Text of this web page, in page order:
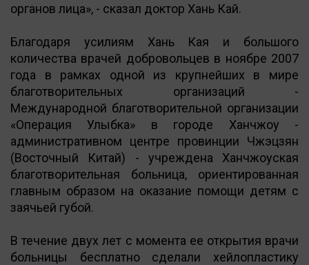
органов лица», - сказал доктор Хань Кай.
Благодаря усилиям Хань Кая и большого
количества врачей добровольцев в ноябре 2007
года в рамках одной из крупнейших в мире
благотворительных организаций -
Международной благотворительной организации
«Операция Улыбка» в городе Ханчжоу -
административном центре провинции Чжэцзян
(Восточный Китай) - учреждена Ханчжоуская
благотворительная больница, ориентированная
главным образом на оказание помощи детям с
заячьей губой.
В течение двух лет с момента ее открытия врачи
больницы бесплатно сделали хейлопластику